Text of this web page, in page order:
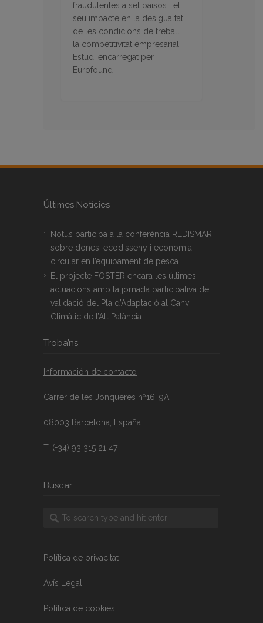
fraudulentes a set països i el
seu impacte en la desigualtat
de les condicions de treball i
la competitivitat empresarial.
Estudi encarregat per
Eurofound
Últimes Notícies
Notus participa a la conferència REDISMAR
sobre dones, ecodisseny i economia
circular en l’equipament de pesca
El projecte FOSTER encara les últimes
actuacions amb la jornada participativa de
validació del Pla d’Adaptació al Canvi
Climàtic de l’Alt Palància
Troba’ns
Información de contacto
Carrer de les Jonqueres nº16, 9A
08003 Barcelona, España
T. (+34) 93 315 21 47
Buscar
Política de privacitat
Avís Legal
Política de cookies